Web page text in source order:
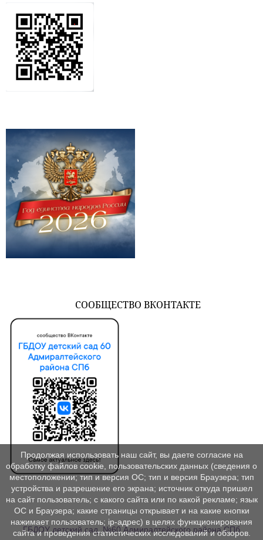
СООБЩЕСТВО ВКОНТАКТЕ
ГБДОУ детский сад №60 Адмиралтейского района СПб
Продолжая использовать наш сайт, вы даете согласие на
обработку файлов cookie, пользовательских данных (сведения о
местоположении; тип и версия ОС; тип и версия Браузера; тип
устройства и разрешение его экрана; источник откуда пришел
на сайт пользователь; с какого сайта или по какой рекламе; язык
ОС и Браузера; какие страницы открывает и на какие кнопки
нажимает пользователь; ip-адрес) в целях функционирования
сайта и проведения статистических исследований и обзоров.